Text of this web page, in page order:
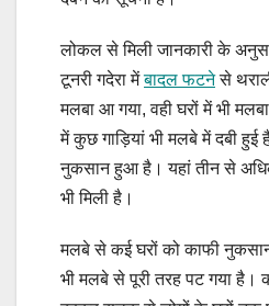
लोकल से मिली जानकारी के
टूनरी गदेरा मेंबादल फटनेसे
मलबा आ गया, वही घरों में भी
में कुछ गाड़ियां भी मलबे में दबी हुई
नुकसान हुआ है। यहां तीन से
भी मिली है।
मलबे से कई घरों को काफी
भी मलबे से पूरी तरह पट गया